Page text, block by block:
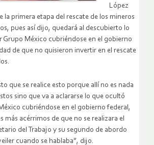
López
la primera etapa del rescate de los mineros
pues así dijo, quedará al descubierto lo
Grupo México cubriéndose en el gobierno
de que no quisieron invertir en el rescate
que se realice esto porque allí no es nada
sino que va a aclararse lo que ocultó
cubriéndose en el gobierno federal,
más acérrimos de que no se realizara el
del Trabajo y su segundo de abordo
cuando se hablaba”, dijo.